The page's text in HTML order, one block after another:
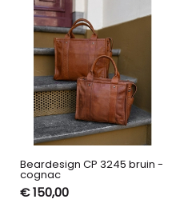
Beardesign CP 3245 bruin -
cognac
€ 150,00